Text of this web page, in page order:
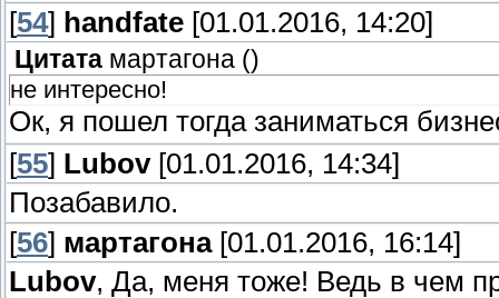
[54] handfate [01.01.2016, 14:20]
Цитата мартагона ()
не интересно!
Ок, я пошел тогда заниматься
[55] Lubov[01.01.2016, 14:34]
Позабавило.
[56] мартагона[01.01.2016, 16:14]
Lubov, Да, меня тоже! Ведь в чем